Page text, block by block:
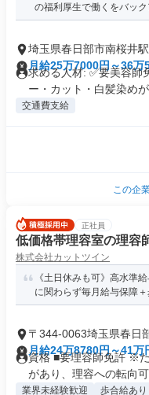
の福利厚生で働くをバック
埼玉県春日部市南桜井駅
月給25万7000円～36万
求める人材: ✅要美容師
ー・カット・白髪染めが
交通費支給
この企
正社員
低価格帯理容室の理容
株式会社カットツイン
《土日休みも可》高水準
に関わらず毎月給与保障
〒344-0063埼玉県春日
月給24万8780円～41万
資格 ■要理容師免許 ※
があり、理容への転向可
業界未経験歓迎 歩合給あり